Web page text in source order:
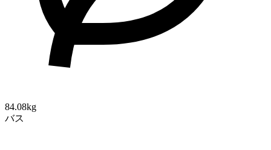
84.08kg
バス